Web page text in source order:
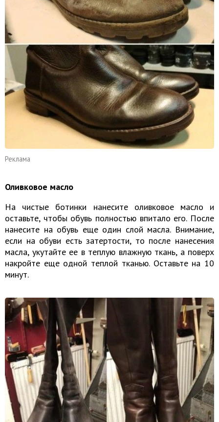
Реклама
Оливковое масло
На чистые ботинки нанесите оливковое масло и
оставьте, чтобы обувь полностью впитало его. После
нанесите на обувь еще один слой масла. Внимание,
если на обуви есть затертости, то после нанесения
масла, укутайте ее в теплую влажную ткань, а поверх
накройте еще одной теплой тканью. Оставьте на 10
минут.